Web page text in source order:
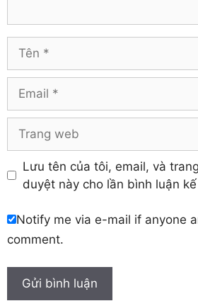
Hậu Giang
Hưng Yên
Khánh Hòa
web
Lưu tên của tôi, email, và
duyệt này cho lần bình luận
Notify me via e-mail if anyone
comment.